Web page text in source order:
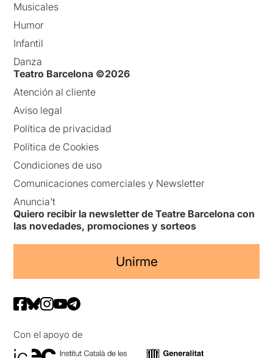
Musicales
Humor
Infantil
Danza
Teatro Barcelona ©2026
Atención al cliente
Aviso legal
Política de privacidad
Política de Cookies
Condiciones de uso
Comunicaciones comerciales y Newsletter
Anuncia’t
Quiero recibir la newsletter de Teatre Barcelona con
las novedades, promociones y sorteos
Unirme
Con el apoyo de